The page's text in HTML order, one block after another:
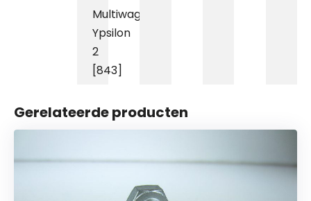
Gerelateerde producten
Multiwagon
Ypsilon
2
[843]